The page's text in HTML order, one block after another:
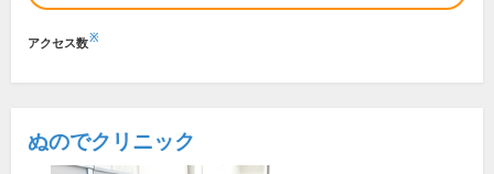
アクセス数※
ぬのでクリニック